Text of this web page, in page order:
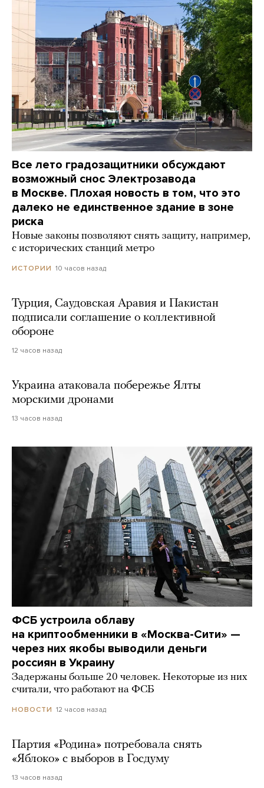
Все лето градозащитники обсуждают
возможный снос Электрозавода
в Москве. Плохая новость в том, что это
далеко не единственное здание в зоне
риска
Новые законы позволяют снять защиту, например,
с исторических станций метро
ИСТОРИИ 10 часов назад
Турция, Саудовская Аравия и Пакистан
подписали соглашение о коллективной
обороне
12 часов назад
Украина атаковала побережье Ялты
морскими дронами
13 часов назад
ФСБ устроила облаву
на криптообменники в «Москва-Сити» —
через них якобы выводили деньги
россиян в Украину
Задержаны больше 20 человек. Некоторые из них
считали, что работают на ФСБ
НОВОСТИ 12 часов назад
Партия «Родина» потребовала снять
«Яблоко» с выборов в Госдуму
13 часов назад